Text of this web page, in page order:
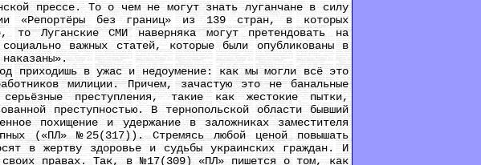
прессе. То о чем не могут знать луганчане в силу
«Репортёры без границ» из 139 стран, в которых
то Луганские СМИ наверняка могут претендовать на
важных статей, которые были опубликованы в
приходишь в ужас и недоумение: как мы могли всё это
милиции. Причем, зачастую это не банальные
преступления, такие как жестокие пытки,
преступностью. В тернопольской области бывший
похищение и удержание в заложниках заместителя
(«ПЛ» №25(317)). Стремясь любой ценой повышать
в жертву здоровье и судьбы украинских граждан. И
своих правах. Так, в №17(309) «ПЛ» пишется о том, как